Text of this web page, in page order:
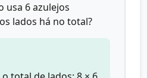
usa 6 azulejos
lados há no total?